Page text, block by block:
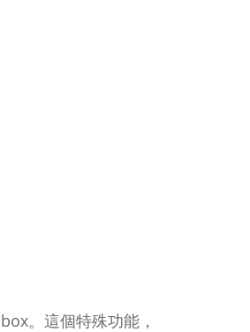
。這個特殊功能，